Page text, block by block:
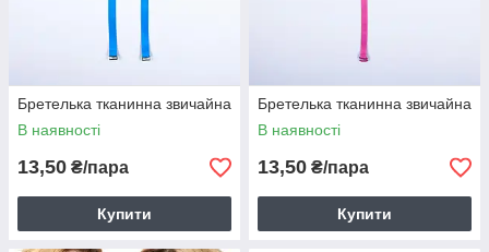
Бретелька тканинна звичайна
В наявності
13,50 ₴/пара
Купити
Бретелька тканинна звичайна
В наявності
13,50 ₴/пара
Купити